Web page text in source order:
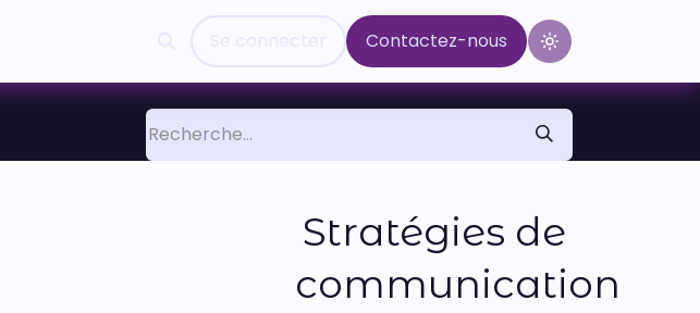
Contactez-nous Basculer le
Stratégies de
communication